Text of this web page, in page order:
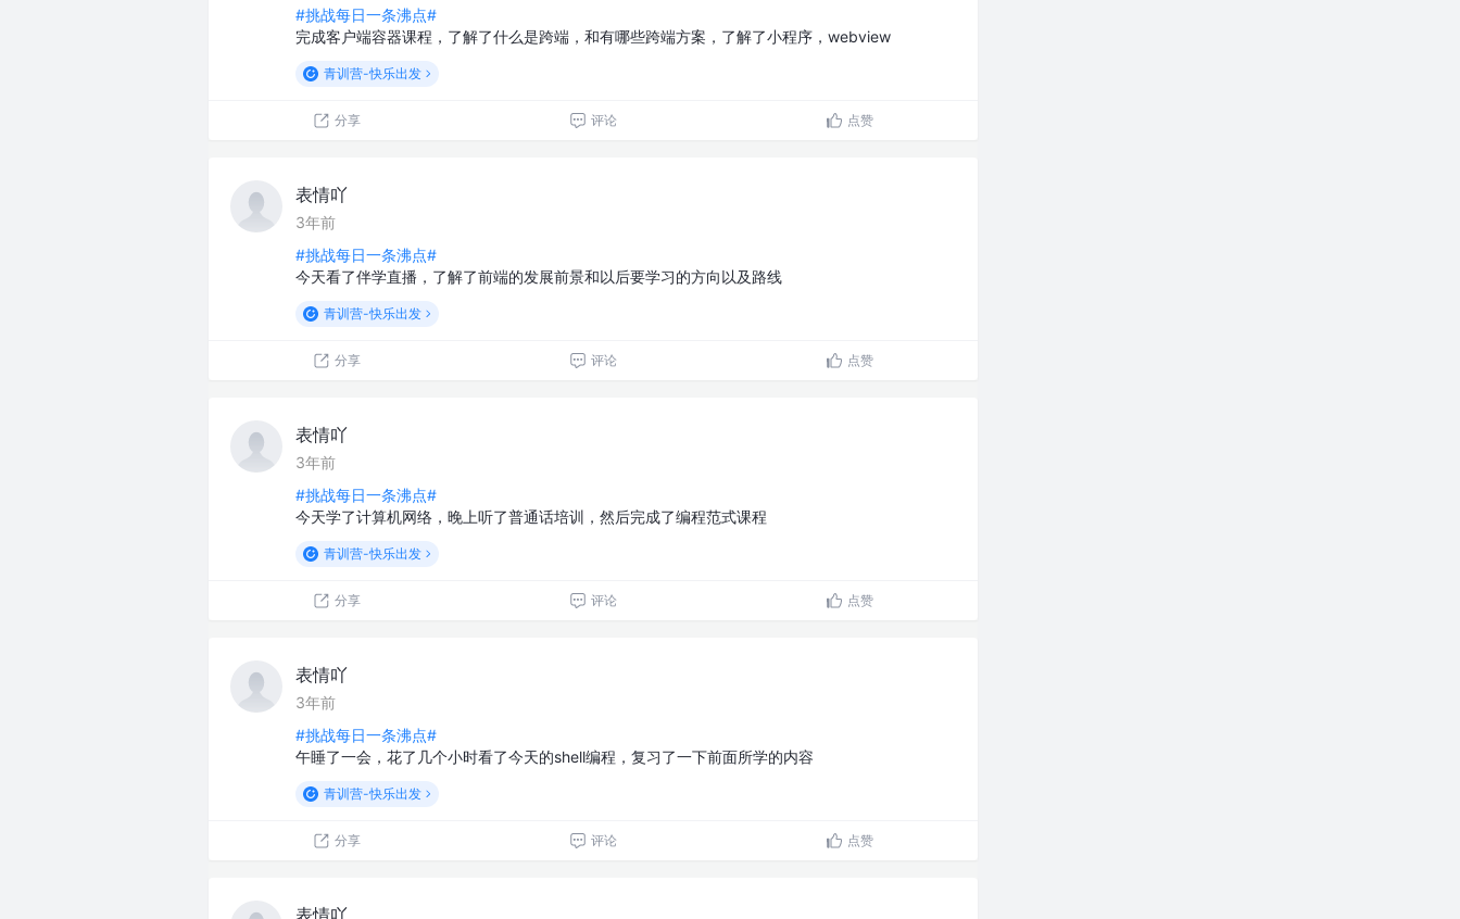
#挑战每日一条沸点#
完成客户端容器课程，了解了什么是跨端，和有哪些跨端方案，了解了小程序，webview
青训营-快乐出发
分享 评论 点赞
表情吖
3年前
#挑战每日一条沸点#
今天看了伴学直播，了解了前端的发展前景和以后要学习的方向以及路线
青训营-快乐出发
分享 评论 点赞
表情吖
3年前
#挑战每日一条沸点#
今天学了计算机网络，晚上听了普通话培训，然后完成了编程范式课程
青训营-快乐出发
分享 评论 点赞
表情吖
3年前
#挑战每日一条沸点#
午睡了一会，花了几个小时看了今天的shell编程，复习了一下前面所学的内容
青训营-快乐出发
分享 评论 点赞